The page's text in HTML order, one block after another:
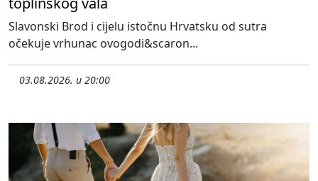
Slavonski Brod i cijelu istočnu Hrvatsku od sutra
očekuje vrhunac ovogodi&scaron...
03.08.2026. u 20:00